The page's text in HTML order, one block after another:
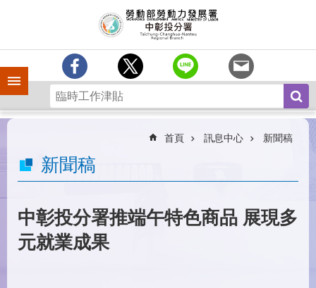
手機側欄
中
分
簡
業
務
為
民
首頁 訊息中心 新聞稿
新聞稿
中彰投分署推端午特色商品 展現多
元就業成果